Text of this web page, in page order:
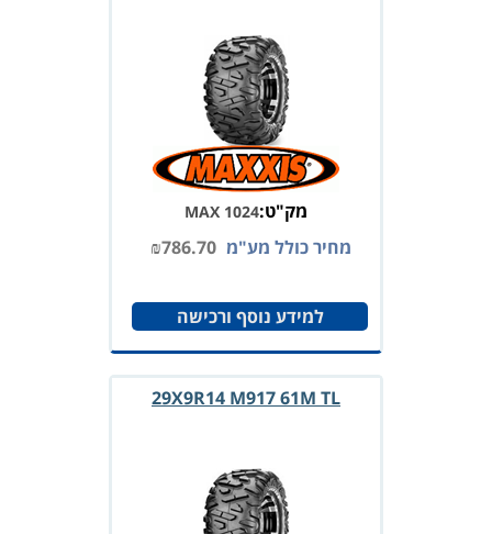
מק"ט:MAX 1024
מחיר כולל מע"מ ₪786.70
למידע נוסף ורכישה
29X9R14 M917 61M TL